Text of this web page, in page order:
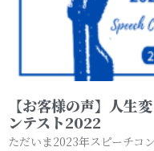
【お客様の声】人生
ンテスト2022
ただいま2023年スピーチコ